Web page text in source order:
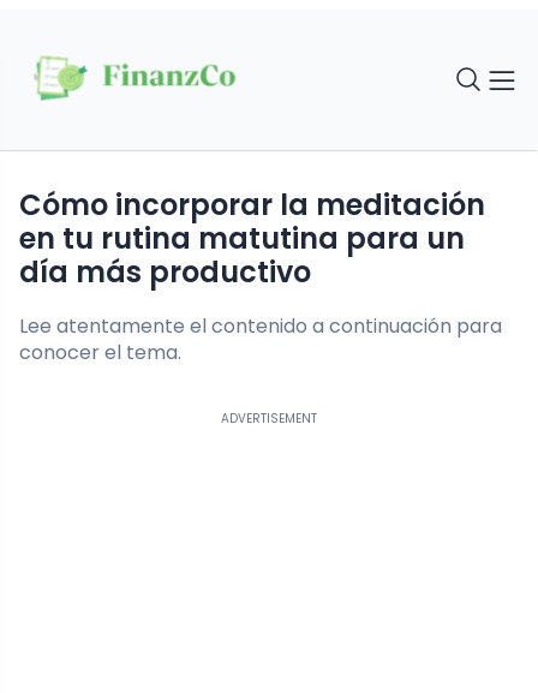
Cómo incorporar la meditación
en tu rutina matutina para un
día más productivo
Lee atentamente el contenido a continuación para
conocer el tema.
ADVERTISEMENT